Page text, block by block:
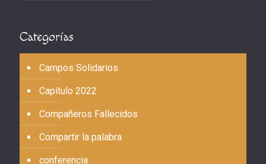
Categorías
Campos Solidarios
Capítulo 2022
Compañeros Fallecidos
Compartir la palabra
conferencia